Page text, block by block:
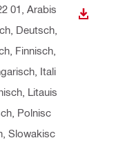
01 , Arabis
Deutsch,
Finnisch,
Itali
Litauis
Polnisc
Slowakisc